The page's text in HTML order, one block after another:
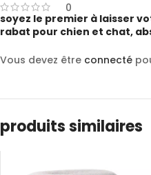
0
soyez le premier à laisser
rabat pour chien et chat,
Vous devez être connecté
produits similaires